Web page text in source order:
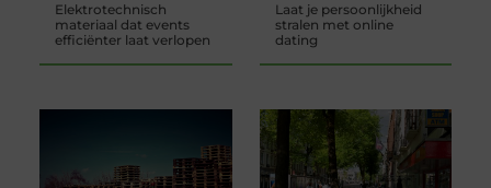
Elektrotechnisch
materiaal dat events
efficiënter laat verlopen
Laat je persoonlijkheid
stralen met online
dating